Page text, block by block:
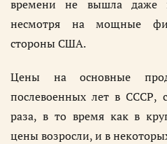
времени не вышла даже
несмотря на мощные
стороны США.
Цены на основные
послевоенных лет в СССР,
раза, в то время как в
цены возросли, и в